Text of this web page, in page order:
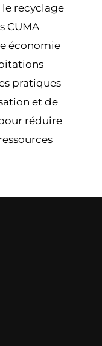
recyclage
CUMA
économie
pratiques
et de
réduire